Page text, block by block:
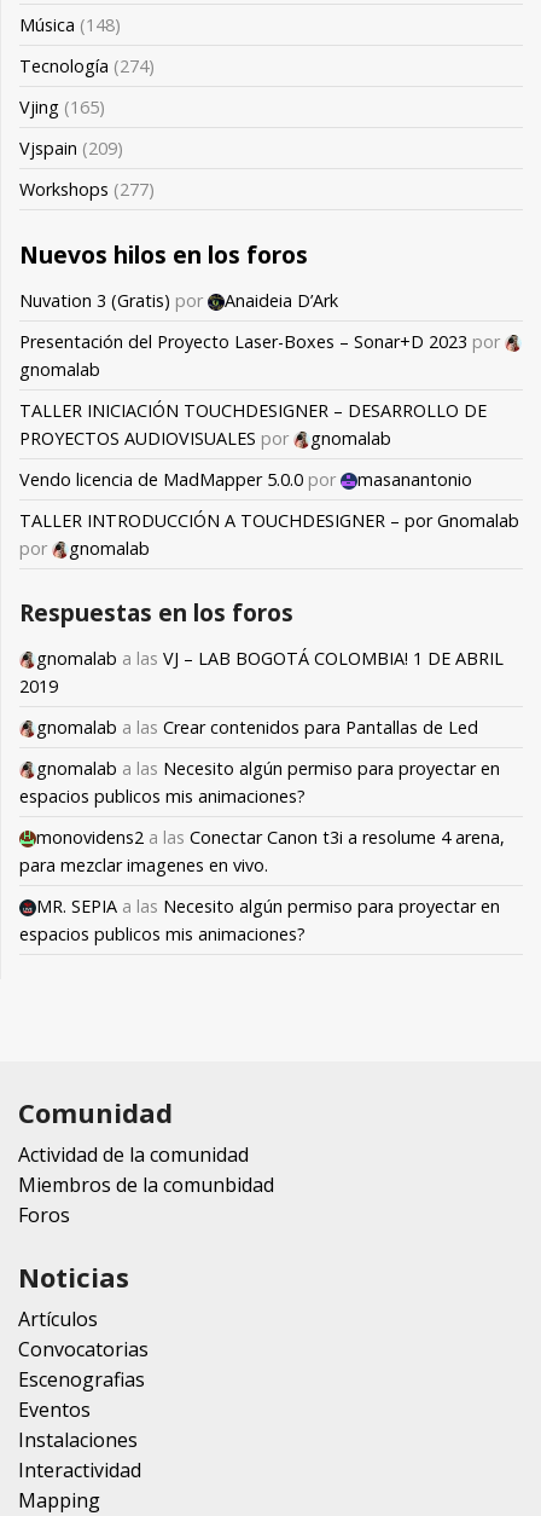
Música (148)
Tecnología (274)
Vjing (165)
Vjspain (209)
Workshops (277)
Nuevos hilos en los foros
Nuvation 3 (Gratis) por
Anaideia D’Ark
Presentación del Proyecto Laser-Boxes – Sonar+D 2023 por
gnomalab
TALLER INICIACIÓN TOUCHDESIGNER – DESARROLLO DE
PROYECTOS AUDIOVISUALES por
gnomalab
Vendo licencia de MadMapper 5.0.0 por
masanantonio
TALLER INTRODUCCIÓN A TOUCHDESIGNER – por Gnomalab
por
gnomalab
Respuestas en los foros
gnomalab a las VJ – LAB BOGOTÁ COLOMBIA! 1 DE ABRIL
2019
gnomalab a las Crear contenidos para Pantallas de Led
gnomalab a las Necesito algún permiso para proyectar en
espacios publicos mis animaciones?
monovidens2 a las Conectar Canon t3i a resolume 4 arena,
para mezclar imagenes en vivo.
MR. SEPIA a las Necesito algún permiso para proyectar en
espacios publicos mis animaciones?
Comunidad
Actividad de la comunidad
Miembros de la comunbidad
Foros
Noticias
Artículos
Convocatorias
Escenografias
Eventos
Instalaciones
Interactividad
Mapping